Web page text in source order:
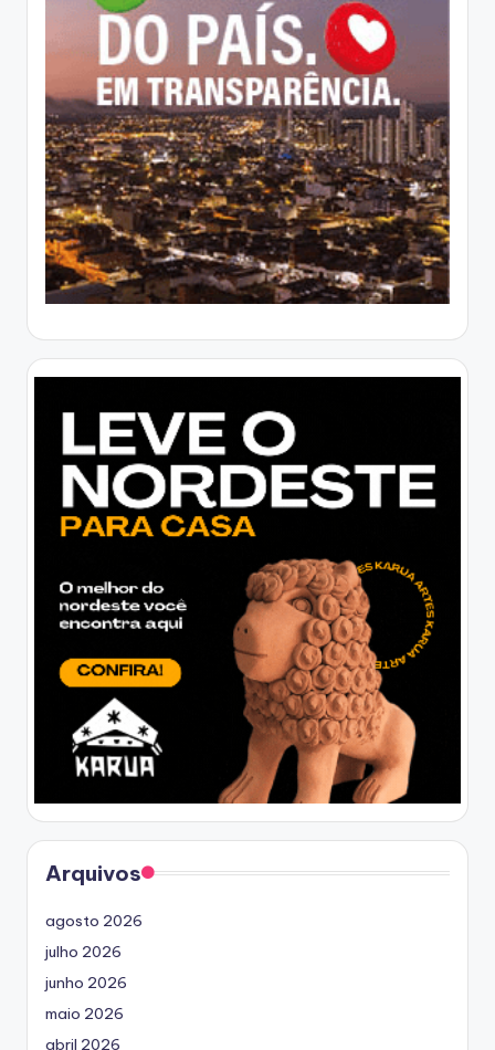
Arquivos
agosto 2026
julho 2026
junho 2026
maio 2026
abril 2026